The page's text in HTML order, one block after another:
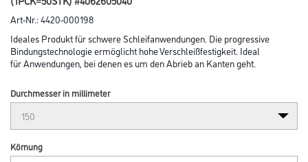
Art-Nr.:4420-000198
Ideales Produkt für schwere Schleifanwendungen. Die progressive
Bindungstechnologie ermöglicht hohe Verschleißfestigkeit. Ideal
für Anwendungen, bei denen es um den Abrieb an Kanten geht.
Durchmesser in millimeter
Körnung